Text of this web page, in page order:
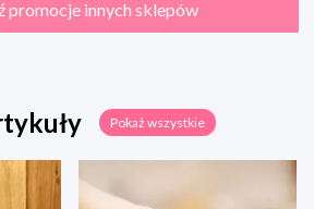
promocje innych sklepów
Pokaż wszystkie